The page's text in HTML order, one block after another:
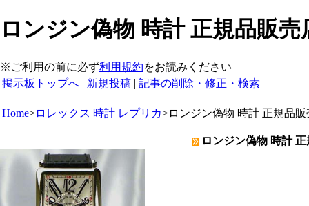
ロンジン偽物 時計 正規品販
※ご利用の前に必ず利用規約をお読みください
掲示板トップへ | 新規投稿 | 記事の削除・修正・検索
Home>ロレックス 時計 レプリカ>ロンジン偽物 時計 正規品販
ロンジン偽物 時計